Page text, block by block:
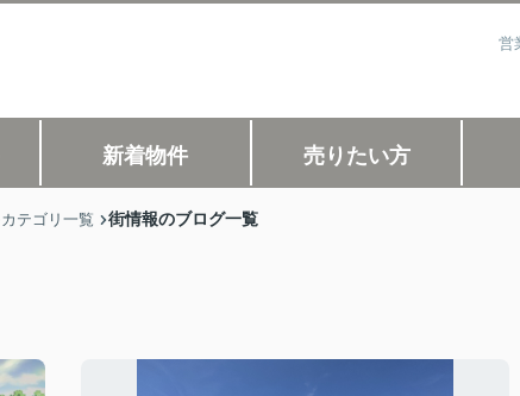
営
新着物件 売りたい方
カテゴリ一覧 街情報のブログ一覧